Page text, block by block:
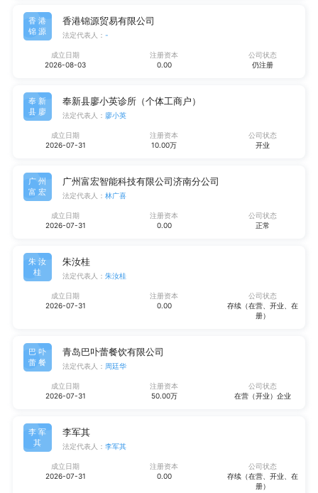
香港
锦源
香港锦源贸易有限公司
法定代表人： -
成立日期
2026-08-03
注册资本
0.00
公司状态
仍注册
奉新
县廖
奉新县廖小英诊所（个体工商户）
法定代表人： 廖小英
成立日期
2026-07-31
注册资本
10.00万
公司状态
开业
广州
富宏
广州富宏智能科技有限公司济南分公司
法定代表人： 林广喜
成立日期
2026-07-31
注册资本
0.00
公司状态
正常
朱汝
桂
朱汝桂
法定代表人： 朱汝桂
成立日期
2026-07-31
注册资本
0.00
公司状态
存续（在营、开业、在
册）
巴卟
蕾餐
青岛巴卟蕾餐饮有限公司
法定代表人： 周廷华
成立日期
2026-07-31
注册资本
50.00万
公司状态
在营（开业）企业
李军
其
李军其
法定代表人： 李军其
成立日期
2026-07-31
注册资本
0.00
公司状态
存续（在营、开业、在
册）